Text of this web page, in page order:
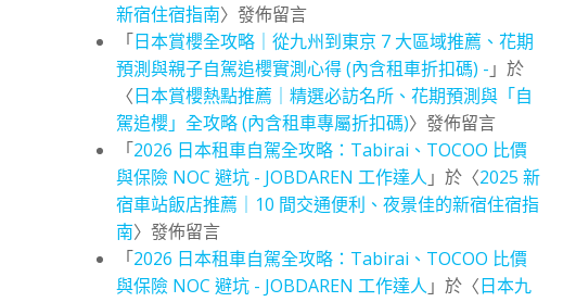
新宿住宿指南〉發佈留言
「日本賞櫻全攻略｜從九州到東京 7 大區域推薦、花期
預測與親子自駕追櫻實測心得 (內含租車折扣碼) - 」於
〈日本賞櫻熱點推薦｜精選必訪名所、花期預測與「自
駕追櫻」全攻略 (內含租車專屬折扣碼)〉發佈留言
「2026 日本租車自駕全攻略：Tabirai、TOCOO 比價
與保險 NOC 避坑 - JOBDAREN 工作達人 」於〈2025 新
宿車站飯店推薦｜10 間交通便利、夜景佳的新宿住宿指
南〉發佈留言
「2026 日本租車自駕全攻略：Tabirai、TOCOO 比價
與保險 NOC 避坑 - JOBDAREN 工作達人 」於〈日本九